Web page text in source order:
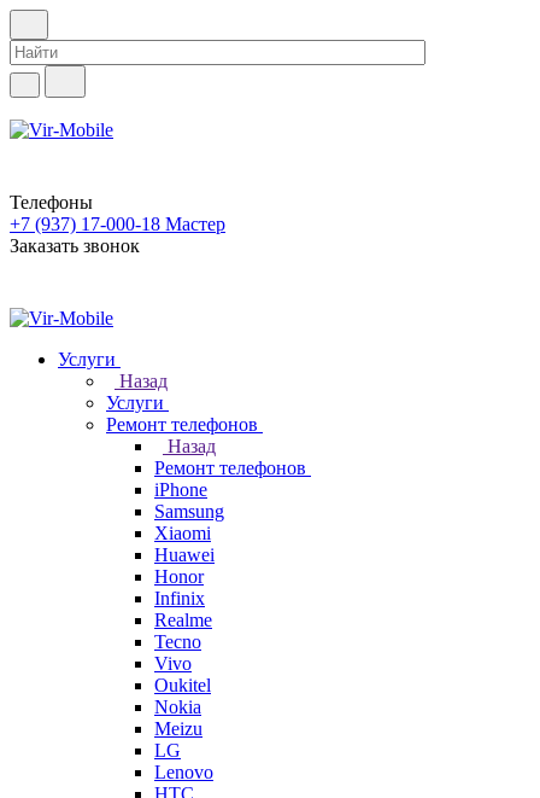
Телефоны
+7 (937) 17-000-18 Мастер
Заказать звонок
Услуги
Назад
Услуги
Ремонт телефонов
Назад
Ремонт телефонов
iPhone
Samsung
Xiaomi
Huawei
Honor
Infinix
Realme
Tecno
Vivo
Oukitel
Nokia
Meizu
LG
Lenovo
HTC